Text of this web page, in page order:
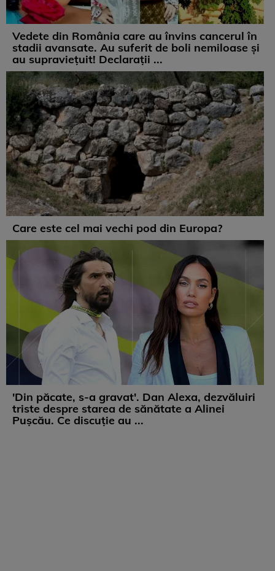
Vedete din România care au învins cancerul în
stadii avansate. Au suferit de boli nemiloase şi
au supravieţuit! Declarații ...
Care este cel mai vechi pod din Europa?
'Din păcate, s-a gravat'. Dan Alexa, dezvăluiri
triste despre starea de sănătate a Alinei
Pușcău. Ce discuție au ...